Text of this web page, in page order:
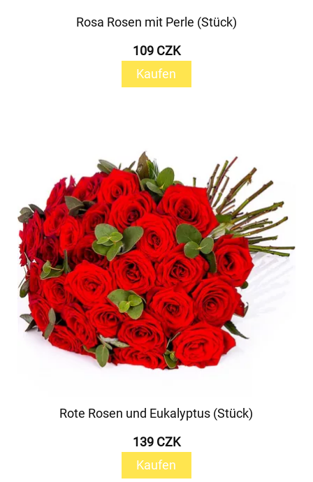
Rosa Rosen mit Perle (Stück)
109 CZK
Kaufen
Rote Rosen und Eukalyptus (Stück)
139 CZK
Kaufen